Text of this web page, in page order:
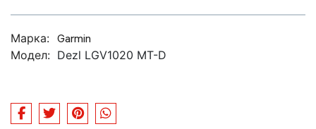
Марка: Garmin
Модел: Dezl LGV1020 MT-D